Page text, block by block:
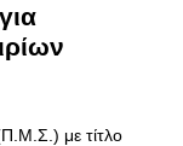
με τίτλο